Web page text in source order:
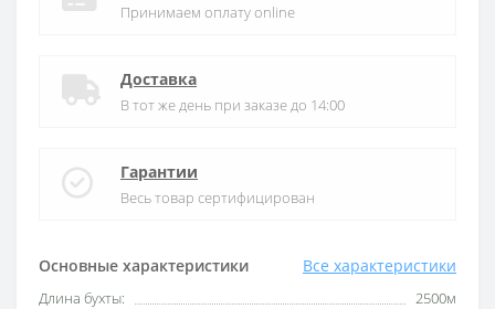
Основные характеристики Все характеристики
Длина бухты:
2500м
Принимаем оплату online
Доставка
В тот же день при заказе до 14:00
Гарантии
Весь товар сертифицирован